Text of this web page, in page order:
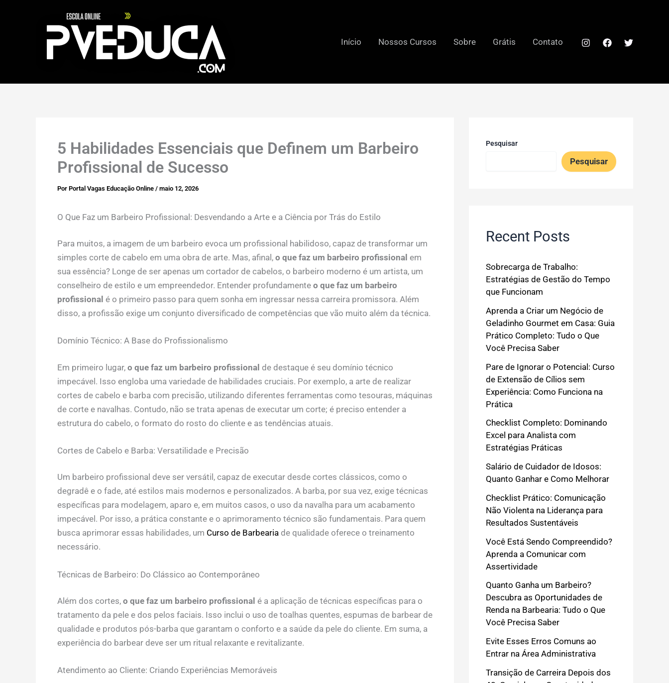
Início Nossos Cursos Sobre Grátis Contato
5 Habilidades Essenciais que Definem um Barbeiro
Profissional de Sucesso
Por Portal Vagas Educação Online / maio 12, 2026
O Que Faz um Barbeiro Profissional: Desvendando a Arte e a Ciência por Trás do Estilo
Para muitos, a imagem de um barbeiro evoca um profissional habilidoso, capaz de transformar um
simples corte de cabelo em uma obra de arte. Mas, afinal, o que faz um barbeiro profissional em
sua essência? Longe de ser apenas um cortador de cabelos, o barbeiro moderno é um artista, um
conselheiro de estilo e um empreendedor. Entender profundamente o que faz um barbeiro
profissional é o primeiro passo para quem sonha em ingressar nessa carreira promissora. Além
disso, a profissão exige um conjunto diversificado de competências que vão muito além da técnica.
Domínio Técnico: A Base do Profissionalismo
Em primeiro lugar, o que faz um barbeiro profissional de destaque é seu domínio técnico
impecável. Isso engloba uma variedade de habilidades cruciais. Por exemplo, a arte de realizar
cortes de cabelo e barba com precisão, utilizando diferentes ferramentas como tesouras, máquinas
de corte e navalhas. Contudo, não se trata apenas de executar um corte; é preciso entender a
estrutura do cabelo, o formato do rosto do cliente e as tendências atuais.
Cortes de Cabelo e Barba: Versatilidade e Precisão
Um barbeiro profissional deve ser versátil, capaz de executar desde cortes clássicos, como o
degradê e o fade, até estilos mais modernos e personalizados. A barba, por sua vez, exige técnicas
específicas para modelagem, aparo e, em muitos casos, o uso da navalha para um acabamento
impecável. Por isso, a prática constante e o aprimoramento técnico são fundamentais. Para quem
busca aprimorar essas habilidades, um Curso de Barbeariade qualidade oferece o treinamento
necessário.
Técnicas de Barbeiro: Do Clássico ao Contemporâneo
Além dos cortes, o que faz um barbeiro profissional é a aplicação de técnicas específicas para o
tratamento da pele e dos pelos faciais. Isso inclui o uso de toalhas quentes, espumas de barbear de
qualidade e produtos pós-barba que garantam o conforto e a saúde da pele do cliente. Em suma, a
experiência do barbear deve ser um ritual relaxante e revitalizante.
Atendimento ao Cliente: Criando Experiências Memoráveis
Pesquisar
Pesquisar
Recent Posts
Sobrecarga de Trabalho:
Estratégias de Gestão do Tempo
que Funcionam
Aprenda a Criar um Negócio de
Geladinho Gourmet em Casa: Guia
Prático Completo: Tudo o Que
Você Precisa Saber
Pare de Ignorar o Potencial: Curso
de Extensão de Cílios sem
Experiência: Como Funciona na
Prática
Checklist Completo: Dominando
Excel para Analista com
Estratégias Práticas
Salário de Cuidador de Idosos:
Quanto Ganhar e Como Melhorar
Checklist Prático: Comunicação
Não Violenta na Liderança para
Resultados Sustentáveis
Você Está Sendo Compreendido?
Aprenda a Comunicar com
Assertividade
Quanto Ganha um Barbeiro?
Descubra as Oportunidades de
Renda na Barbearia: Tudo o Que
Você Precisa Saber
Evite Esses Erros Comuns ao
Entrar na Área Administrativa
Transição de Carreira Depois dos